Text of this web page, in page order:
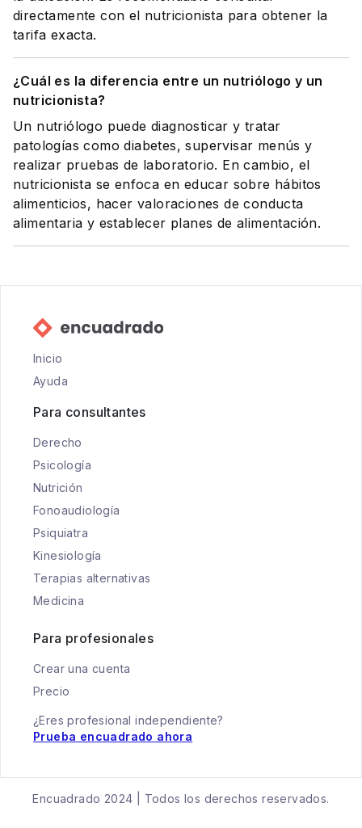
directamente con el nutricionista para obtener la
tarifa exacta.
¿Cuál es la diferencia entre un nutriólogo y un
nutricionista?
Un nutriólogo puede diagnosticar y tratar
patologías como diabetes, supervisar menús y
realizar pruebas de laboratorio. En cambio, el
nutricionista se enfoca en educar sobre hábitos
alimenticios, hacer valoraciones de conducta
alimentaria y establecer planes de alimentación.
Inicio
Ayuda
Para consultantes
Derecho
Psicología
Nutrición
Fonoaudiología
Psiquiatra
Kinesiología
Terapias alternativas
Medicina
Para profesionales
Crear una cuenta
Precio
¿Eres profesional independiente?
Prueba encuadrado ahora
Encuadrado 2024 | Todos los derechos reservados.